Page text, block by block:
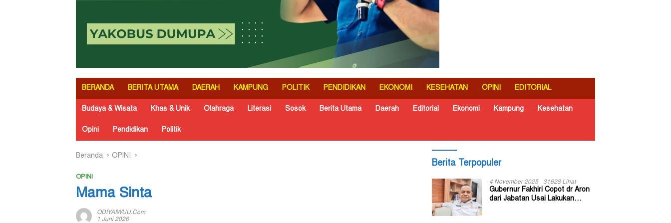
BERANDA BERITA UTAMA DAERAH KAMPUNG POLITIK PENDIDIKAN EKONOMI KESEHATAN OPINI EDITORIAL
Budaya & Wisata Khas & Unik Olahraga Literasi Sosok Berita Utama Daerah Editorial Ekonomi Kampung Kesehatan
Opini Pendidikan Politik
Beranda OPINI
OPINI
Mama Sinta
ODIYAIWUU.com
1 Juni 2026
Berita Terpopuler
4 November 2025 31628 Lihat
Gubernur Fakhiri Copot dr Aron
dari Jabatan Usai Lakukan